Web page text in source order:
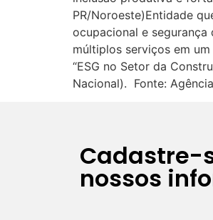
PR/Noroeste)Entidade
ocupacional e
múltiplos serviços em
“ESG no Setor da
Nacional). Fonte:
Cadastre-
nossos